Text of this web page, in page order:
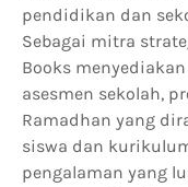
pendidikan dan
Sebagai mitra
Books
asesmen sekolah,
Ramadhan yang
siswa dan
pengalaman yang